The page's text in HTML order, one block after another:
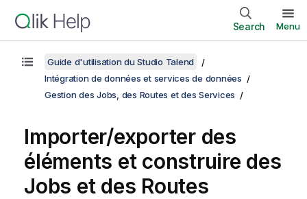
Search Menu
Guide d'utilisation du Studio Talend
Intégration de données et services de données
Gestion des Jobs, des Routes et des Services
Importer/exporter des
éléments et construire des
Jobs et des Routes